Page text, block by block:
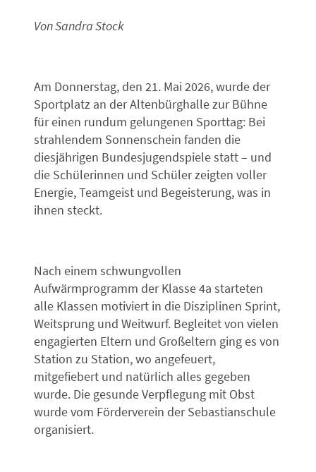
Von Sandra Stock
Am Donnerstag, den 21. Mai 2026, wurde der
Sportplatz an der Altenbürghalle zur Bühne
für einen rundum gelungenen Sporttag: Bei
strahlendem Sonnenschein fanden die
diesjährigen Bundesjugendspiele statt – und
die Schülerinnen und Schüler zeigten voller
Energie, Teamgeist und Begeisterung, was in
ihnen steckt.
Nach einem schwungvollen
Aufwärmprogramm der Klasse 4a starteten
alle Klassen motiviert in die Disziplinen Sprint,
Weitsprung und Weitwurf. Begleitet von vielen
engagierten Eltern und Großeltern ging es von
Station zu Station, wo angefeuert,
mitgefiebert und natürlich alles gegeben
wurde. Die gesunde Verpflegung mit Obst
wurde vom Förderverein der Sebastianschule
organisiert.